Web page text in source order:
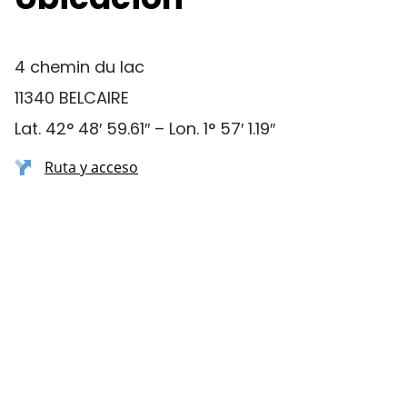
4 chemin du lac
11340 BELCAIRE
Lat. 42° 48′ 59.61″ – Lon. 1° 57′ 1.19″
Ruta y acceso